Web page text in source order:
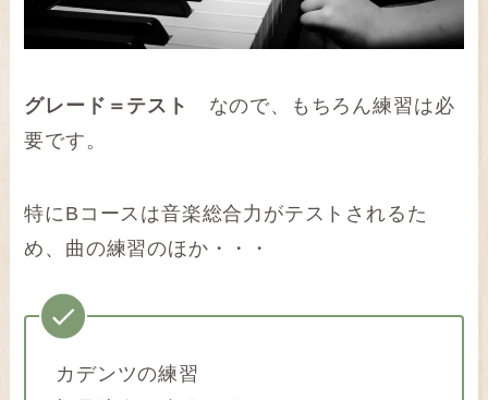
グレード＝テスト
なので、もちろん練習は必
要です。
特にBコースは音楽総合力がテストされるた
め、曲の練習のほか・・・
カデンツの練習